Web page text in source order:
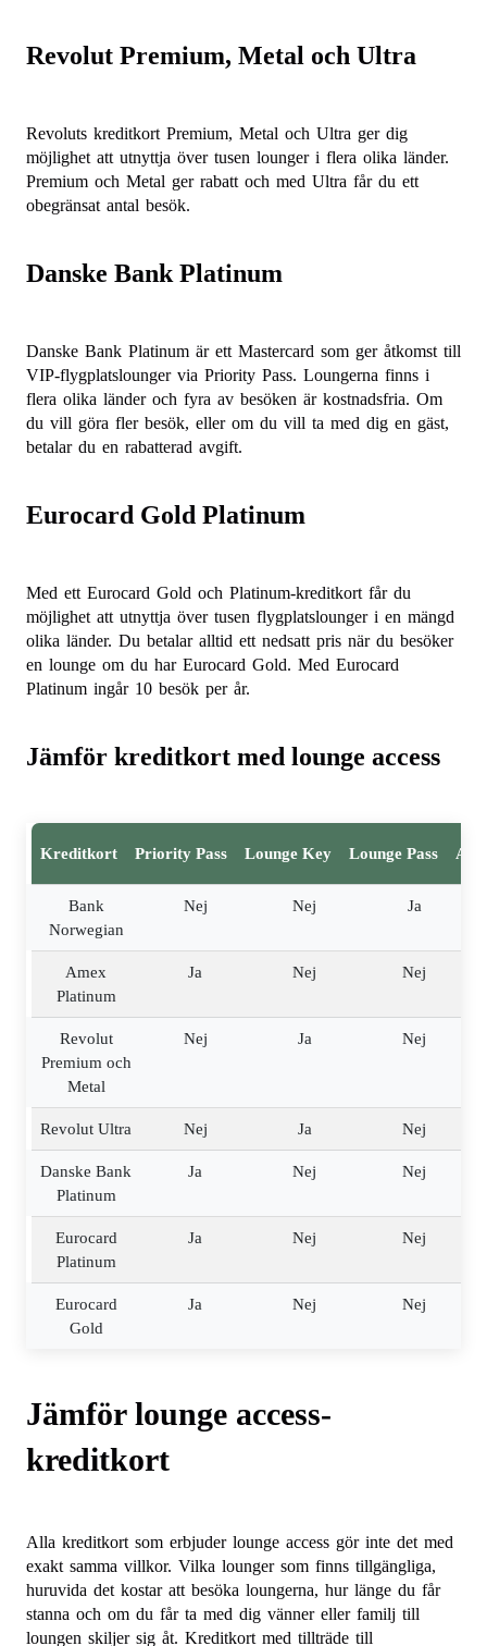
Revolut Premium, Metal och Ultra
Revoluts kreditkort Premium, Metal och Ultra ger dig
möjlighet att utnyttja över tusen lounger i flera olika länder.
Premium och Metal ger rabatt och med Ultra får du ett
obegränsat antal besök.
Danske Bank Platinum
Danske Bank Platinum är ett Mastercard som ger åtkomst till
VIP-flygplatslounger via Priority Pass. Loungerna finns i
flera olika länder och fyra av besöken är kostnadsfria. Om
du vill göra fler besök, eller om du vill ta med dig en gäst,
betalar du en rabatterad avgift.
Eurocard Gold Platinum
Med ett Eurocard Gold och Platinum-kreditkort får du
möjlighet att utnyttja över tusen flygplatslounger i en mängd
olika länder. Du betalar alltid ett nedsatt pris när du besöker
en lounge om du har Eurocard Gold. Med Eurocard
Platinum ingår 10 besök per år.
Jämför kreditkort med lounge access
Kreditkort Priority Pass Lounge Key Lounge Pass
Bank
Norwegian
Nej Nej Ja
Amex
Platinum
Ja Nej Nej
Revolut
Premium och
Metal
Nej Ja Nej
Revolut Ultra Nej Ja Nej
Danske Bank
Platinum
Ja Nej Nej
Eurocard
Platinum
Ja Nej Nej
Eurocard
Gold
Ja Nej Nej
Jämför lounge access-
kreditkort
Alla kreditkort som erbjuder lounge access gör inte det med
exakt samma villkor. Vilka lounger som finns tillgängliga,
huruvida det kostar att besöka loungerna, hur länge du får
stanna och om du får ta med dig vänner eller familj till
loungen skiljer sig åt. Kreditkort med tillträde till